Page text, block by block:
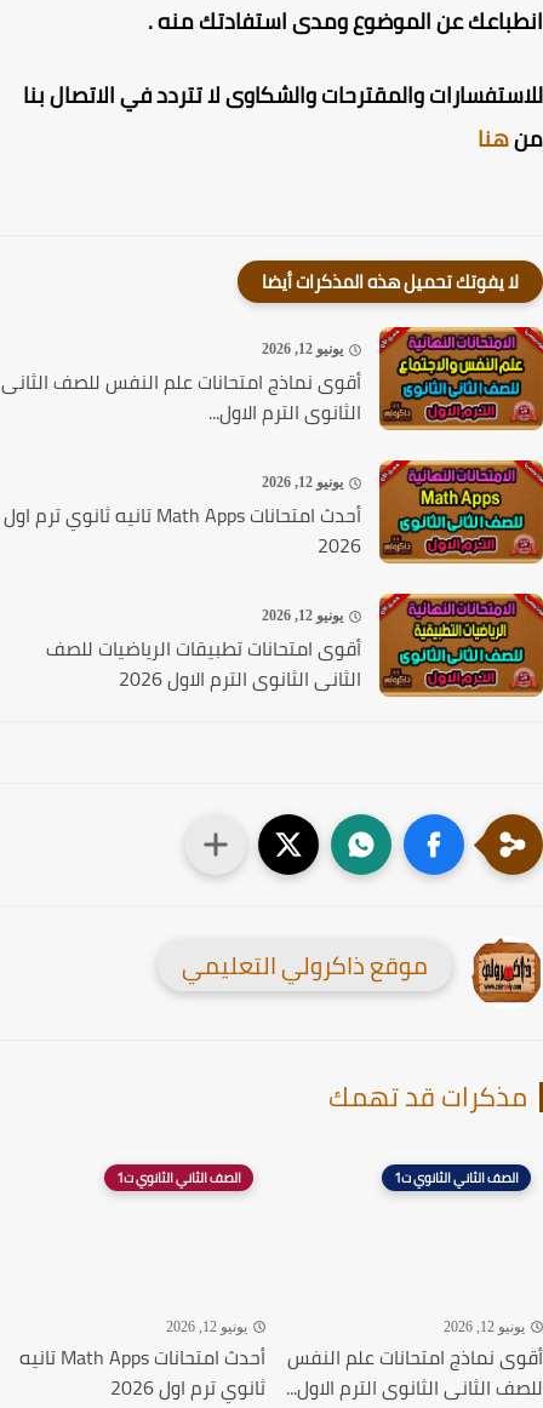
عن الموضوع ومدى استفادتك منه .
والمقترحات والشكاوى لا تتردد في الاتصال بنا
هنا
لا يفوتك تحميل هذه المذكرات أيضا
يونيو 12, 2026
أقوى نماذج امتحانات علم النفس للصف الثانى
الثانوى الترم الاول...
يونيو 12, 2026
أحدث امتحانات Math Apps تانيه ثانوي ترم اول
2026
يونيو 12, 2026
أقوى امتحانات تطبيقات الرياضيات للصف
الثانى الثانوى الترم الاول 2026
موقع ذاكرولي التعليمي
قد تهمك
الصف الثاني الثانوي ت1
12, 2026
نماذج امتحانات علم النفس
الثانى الثانوى الترم الاول...
الصف الثاني الثانوي ت1
يونيو 12, 2026
أحدث امتحانات Math Apps تانيه
ثانوي ترم اول 2026